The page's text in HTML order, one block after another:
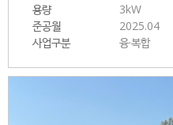
용량
3kW
준공월
2025.04
사업구분
융·복합